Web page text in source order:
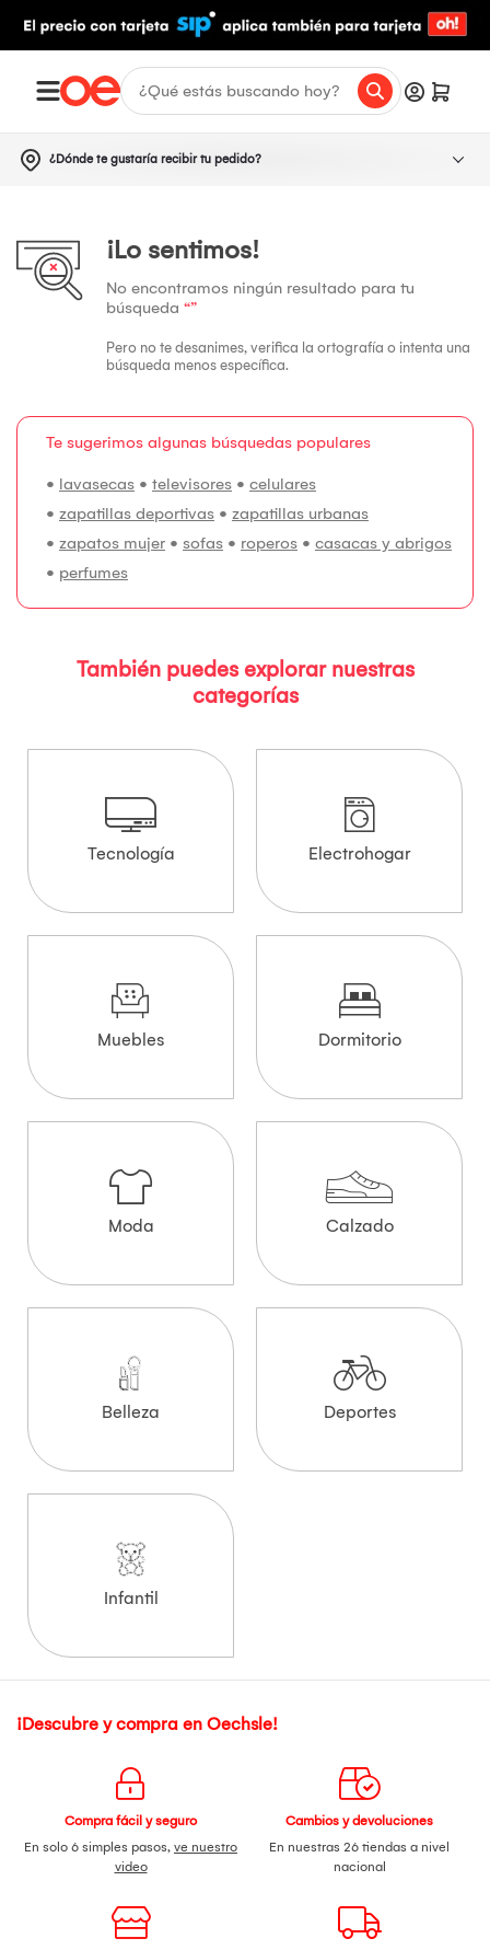
¿Dónde te gustaría recibir tu pedido?
¡Lo sentimos!
No encontramos ningún resultado para tu
búsqueda “”
Pero no te desanimes, verifica la ortografía o intenta una
búsqueda menos específica.
Te sugerimos algunas búsquedas populares
• lavasecas • televisores • celulares
• zapatillas deportivas • zapatillas urbanas
• zapatos mujer • sofas • roperos • casacas y abrigos
• perfumes
También puedes explorar nuestras
categorías
Tecnología Electrohogar
Muebles Dormitorio
Moda Calzado
Belleza Deportes
Infantil
¡Descubre y compra en Oechsle!
Compra fácil y seguro
En solo 6 simples pasos, ve nuestro
video
Cambios y devoluciones
En nuestras 26 tiendas a nivel
nacional